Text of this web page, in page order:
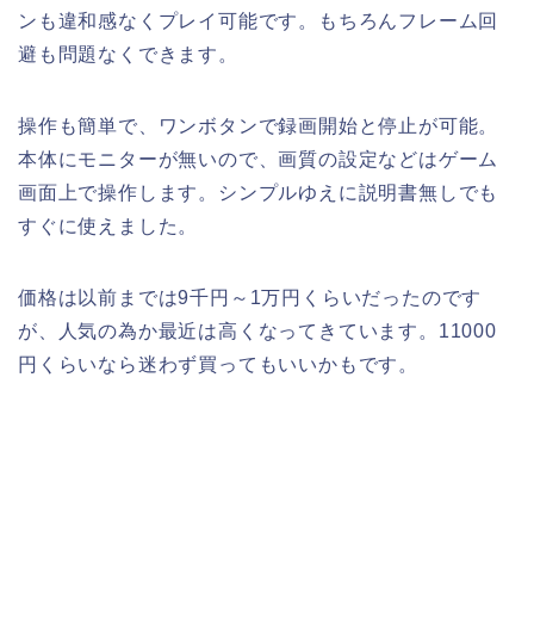
ンも違和感なくプレイ可能です。もちろんフレーム回
避も問題なくできます。
操作も簡単で、ワンボタンで録画開始と停止が可能。
本体にモニターが無いので、画質の設定などはゲーム
画面上で操作します。シンプルゆえに説明書無しでも
すぐに使えました。
価格は以前までは9千円～1万円くらいだったのです
が、人気の為か最近は高くなってきています。11000
円くらいなら迷わず買ってもいいかもです。